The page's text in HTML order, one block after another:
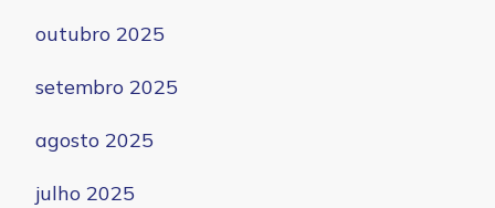
outubro 2025
setembro 2025
agosto 2025
julho 2025